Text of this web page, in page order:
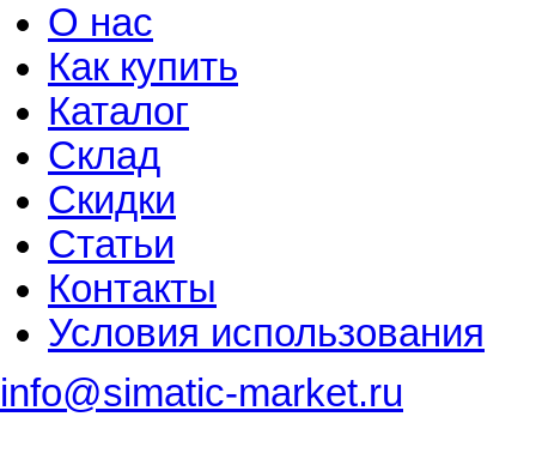
О нас
Как купить
Каталог
Склад
Скидки
Статьи
Контакты
Условия использования
info@simatic-market.ru